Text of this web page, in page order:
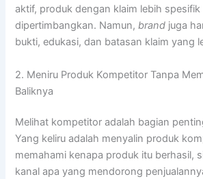
aktif, produk dengan klaim lebih spesifik
dipertimbangkan. Namun,brand juga
bukti, edukasi, dan batasan klaim yang
2. Meniru Produk Kompetitor Tanpa
Baliknya
Melihat kompetitor adalah bagian
Yang keliru adalah menyalin produk
memahami kenapa produk itu berhasil,
kanal apa yang mendorong